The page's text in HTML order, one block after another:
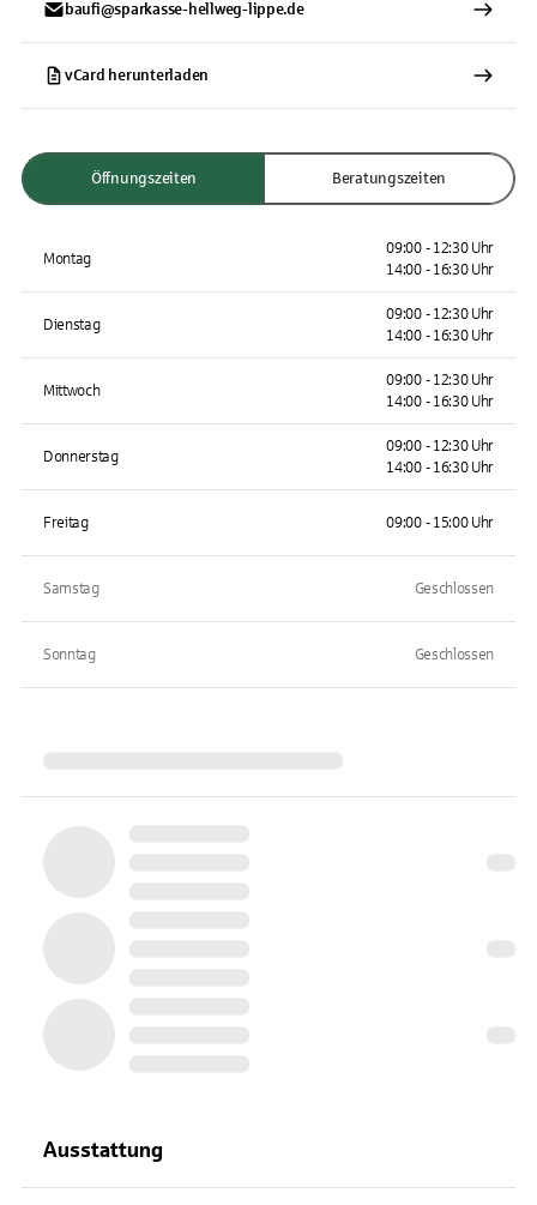
baufi@sparkasse-hellweg-lippe.de
vCard herunterladen
Öffnungszeiten Beratungszeiten
Montag
09:00 - 12:30 Uhr
14:00 - 16:30 Uhr
Dienstag
09:00 - 12:30 Uhr
14:00 - 16:30 Uhr
Mittwoch
09:00 - 12:30 Uhr
14:00 - 16:30 Uhr
Donnerstag
09:00 - 12:30 Uhr
14:00 - 16:30 Uhr
Freitag 09:00 - 15:00 Uhr
Samstag Geschlossen
Sonntag Geschlossen
Ausstattung